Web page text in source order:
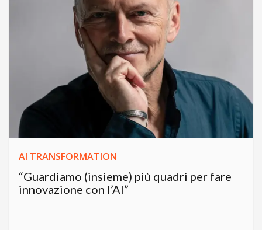
AI TRANSFORMATION
“Guardiamo (insieme) più quadri per fare
innovazione con l’AI”